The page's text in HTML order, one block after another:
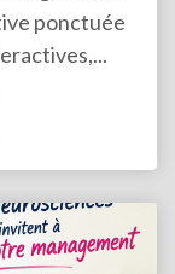
ponctuée